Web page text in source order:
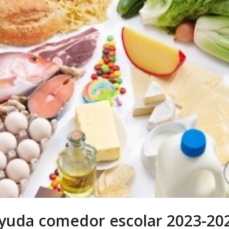
comedor escolar 2023-